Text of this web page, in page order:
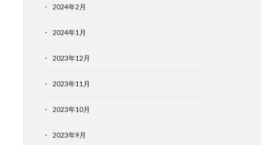
2024年2月
2024年1月
2023年12月
2023年11月
2023年10月
2023年9月